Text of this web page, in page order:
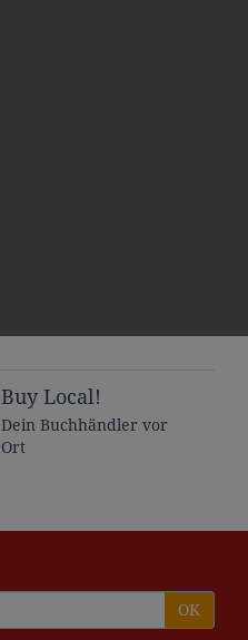
Buy Local!
Dein Buchhändler vor
Ort
OK